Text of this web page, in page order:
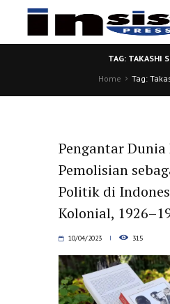
TAG: TAKASHI
Home
Tag:
Pengantar
Pemolisian
Politik di
Kolonial,
10/04/2023 315